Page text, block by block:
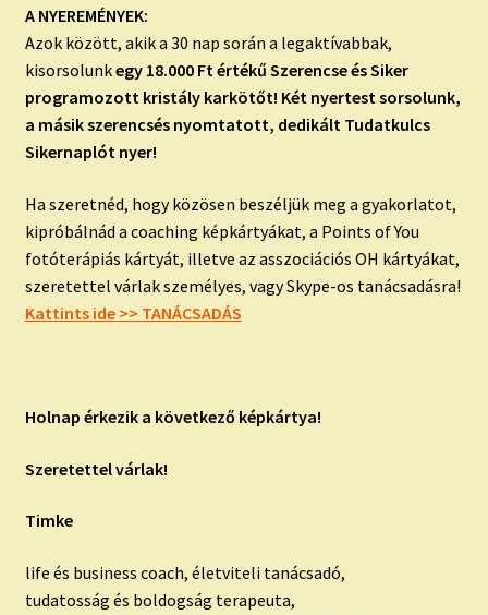
A NYEREMÉNYEK:
Azok között, akik a 30 nap során a legaktívabbak,
kisorsolunkegy 18.000 Ft értékű Szerencse és Siker
programozott kristály karkötőt! Két nyertest sorsolunk,
a másik szerencsés nyomtatott, dedikált Tudatkulcs
Sikernaplót nyer!
Ha szeretnéd, hogy közösen beszéljük meg a gyakorlatot,
kipróbálnád a coaching képkártyákat, a Points of You
fotóterápiás kártyát, illetve az asszociációs OH kártyákat,
szeretettel várlak személyes, vagy Skype-os tanácsadásra!
Kattints ide >> TANÁCSADÁS
Holnap érkezik a következő képkártya!
Szeretettel várlak!
Timke
life és business coach, életviteli tanácsadó,
tudatosság és boldogság terapeuta,